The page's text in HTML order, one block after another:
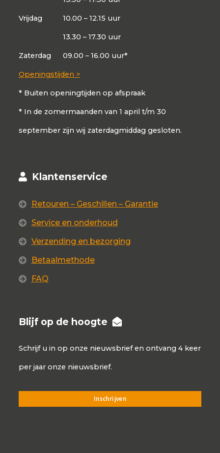
Vrijdag 10.00 – 12.15 uur
13.30 – 17.30 uur
Zaterdag 09.00 – 16.00 uur*
Openingstijden >
* Buiten openingtijden op afspraak
* In de zomermaanden van 1 april t/m 30
september zijn wij zaterdagmiddag gesloten.
Klantenservice
Retouren – Geschillen – Garantie
Service en onderhoud
Verzending en bezorging
Betaalmethode
FAQ
Blijf op de hoogte
Schrijf u in op onze nieuwsbrief en ontvang 4 keer
per jaar onze nieuwsbrief.